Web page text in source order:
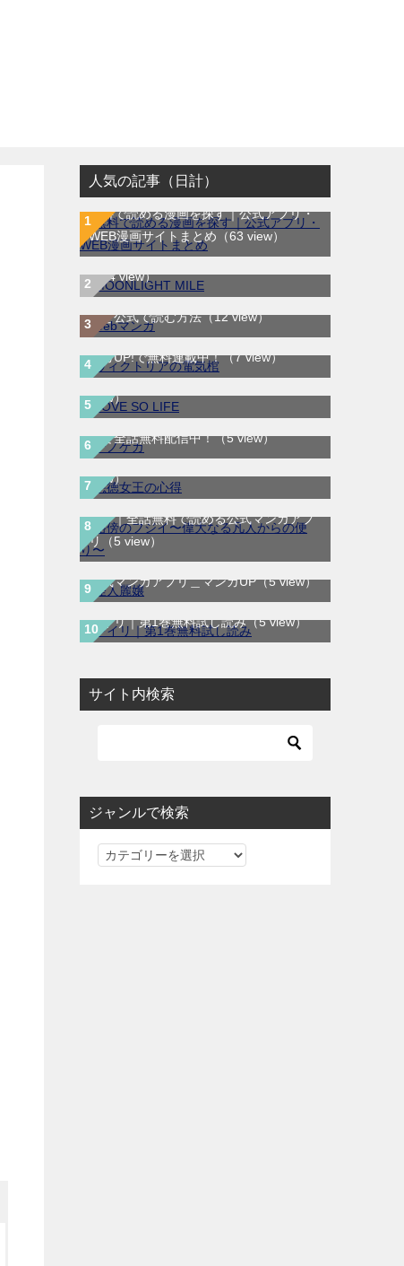
人気の記事（日計）
無料で読める漫画を探す｜公式アプリ・
WEB漫画サイトまとめ （63 view）
MOONLIGHT MILE｜最新刊第23巻！マ
ンガワンで最新刊まで全巻無料配信中！
（14 view）
WEB漫画サイト一覧｜ブラウザで無料漫
画を公式で読む方法（12 view）
ヴィクトリアの電気棺｜最新刊第2巻！マ
ンガUP!で無料連載中！（7 view）
LOVE SO LIFE｜全17巻完結！マンガ
Parkで最終巻まで全巻無料配信中！（6
view）
テノゲカ｜最新刊第2巻！サンデーうぇぶ
りで全話無料配信中！（5 view）
悪徳女王の心得｜最新刊第3巻！マンガ
UP!で最新話まで全話無料連載中！（5
view）
路傍のフジイ〜偉大なる凡人からの便
り〜｜全話無料で読める公式マンガアプ
リ
（5 view）
怪人麗嬢｜最新話まで全話無料で読める
公式マンガアプリ＿マンガUP（5 view）
レイリ｜第1巻無料試し読み（5 view）
サイト内検索
ジャンルで検索
ジ